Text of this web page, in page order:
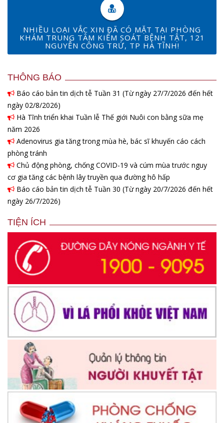
NHIỀU LOẠI VẮC XIN ĐÃ CÓ MẶT TẠI PHÒNG
KHÁM TRUNG TÂM KIỂM SOÁT BỆNH TẬT, 121
NGUYỄN CÔNG TRỨ, TP HÀ TĨNH!
THÔNG BÁO
Báo cáo bản tin dịch tễ Tuần 31 (Từ ngày 27/7/2026 đến hết
ngày 02/8/2026)
Hà Tĩnh triển khai Tuần lễ Thế giới Nuôi con bằng sữa mẹ
năm 2026
Adenovirus gia tăng trong mùa hè, bác sĩ khuyến cáo cách
phòng tránh
Chủ động phòng, chống COVID-19 và cúm mùa trước nguy
cơ gia tăng các bệnh lây truyền qua đường hô hấp
Báo cáo bản tin dịch tễ Tuần 30 (Từ ngày 20/7/2026 đến hết
ngày 26/7/2026)
TIỆN ÍCH